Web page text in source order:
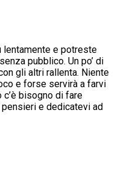
lentamente e potreste
pubblico. Un po’ di
gli altri rallenta. Niente
e forse servirà a farvi
bisogno di fare
e dedicatevi ad